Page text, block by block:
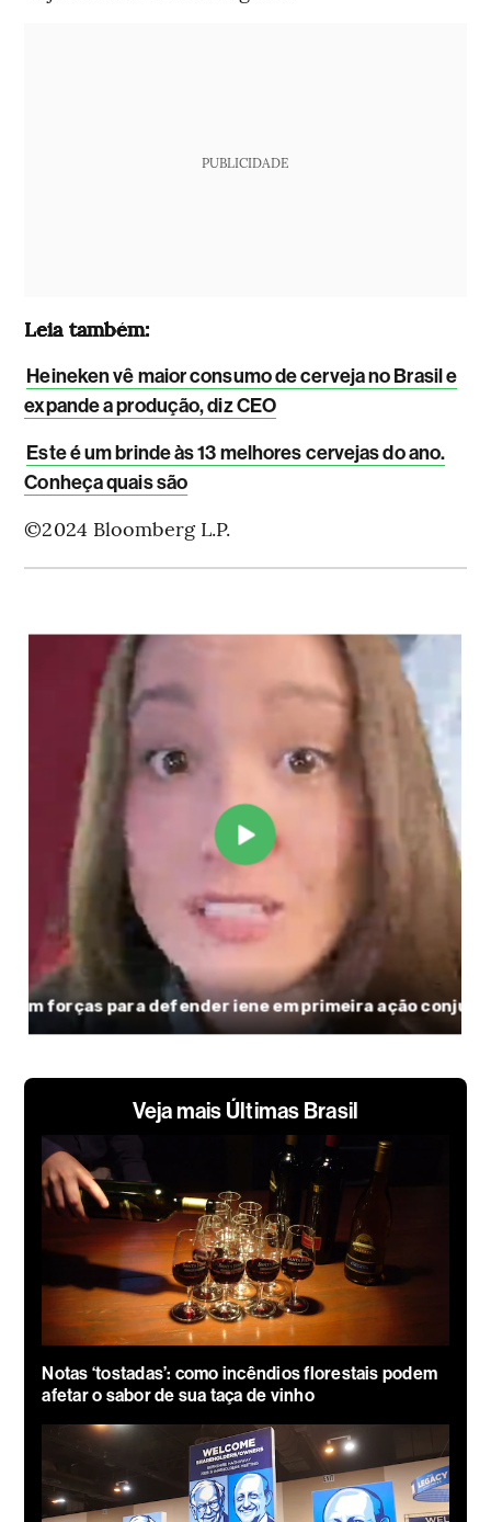
PUBLICIDADE
Leia também:
Heineken vê maior consumo de cerveja no Brasil e
expande a produção, diz CEO
Este é um brinde às 13 melhores cervejas do ano.
Conheça quais são
©2024 Bloomberg L.P.
Veja mais Últimas Brasil
Notas ‘tostadas’: como incêndios florestais podem
afetar o sabor de sua taça de vinho